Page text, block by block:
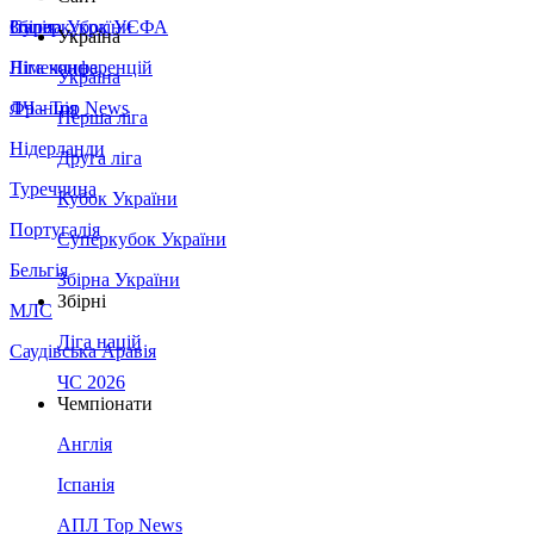
Збірна України
Італія
Німеччина
Франція
Нідерланди
Туреччина
Португалія
Бельгія
МЛС
Саудівська Аравія
Суперкубок УЄФА
Ліга конференцій
ЛЧ - Top News
Україна
Україна
Перша ліга
Друга ліга
Кубок України
Суперкубок України
Збірна України
Збірні
Ліга націй
ЧС 2026
Чемпіонати
Англія
Іспанія
АПЛ Top News